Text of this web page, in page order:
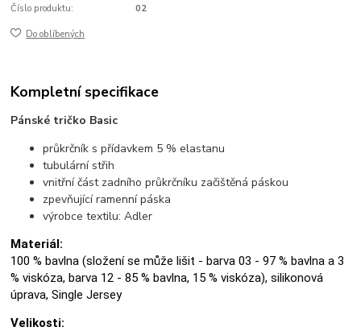
Číslo produktu: 02
Do oblíbených
Kompletní specifikace
Pánské tričko Basic
průkrčník s přídavkem 5 % elastanu
tubulární střih
vnitřní část zadního průkrčníku začištěná páskou
zpevňující ramenní páska
výrobce textilu: Adler
Materiál:
100 % bavlna (složení se může lišit - barva 03 - 97 % bavlna a 3
% viskóza, barva 12 - 85 % bavlna, 15 % viskóza), silikonová
úprava, Single Jersey
Velikosti: